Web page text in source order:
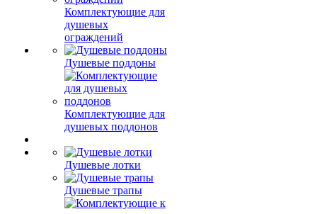
Комплектующие для
душевых
ограждений
Душевые поддоны
Комплектующие для
душевых поддонов
Душевые лотки
Душевые трапы